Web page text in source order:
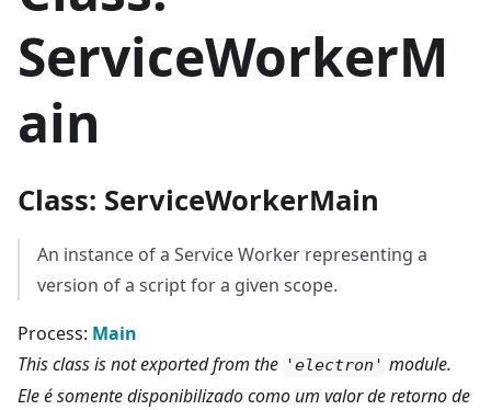
ServiceWorkerM
ain
Class: ServiceWorkerMain
An instance of a Service Worker representing a
version of a script for a given scope.
Process: Main
This class is not exported from the 'electron' module.
Ele é somente disponibilizado como um valor de retorno de